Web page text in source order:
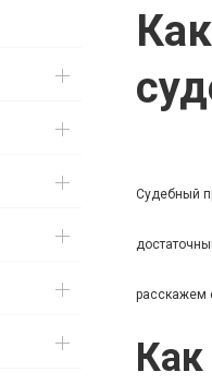
Судебный
расскажем